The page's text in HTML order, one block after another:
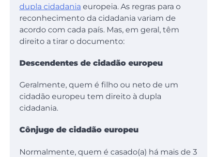
dupla cidadania europeia. As regras para o
reconhecimento da cidadania variam de
acordo com cada país. Mas, em geral, têm
direito a tirar o documento:
Descendentes de cidadão europeu
Geralmente, quem é filho ou neto de um
cidadão europeu tem direito à dupla
cidadania.
Cônjuge de cidadão europeu
Normalmente, quem é casado(a) há mais de 3